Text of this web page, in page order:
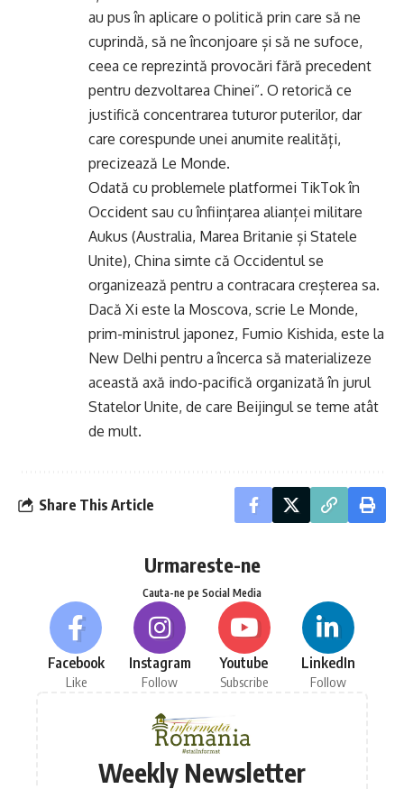
au pus în aplicare o politică prin care să ne
cuprindă, să ne înconjoare și să ne sufoce,
ceea ce reprezintă provocări fără precedent
pentru dezvoltarea Chinei”. O retorică ce
justifică concentrarea tuturor puterilor, dar
care corespunde unei anumite realități,
precizează Le Monde.
Odată cu problemele platformei TikTok în
Occident sau cu înființarea alianței militare
Aukus (Australia, Marea Britanie și Statele
Unite), China simte că Occidentul se
organizează pentru a contracara creșterea sa.
Dacă Xi este la Moscova, scrie Le Monde,
prim-ministrul japonez, Fumio Kishida, este la
New Delhi pentru a încerca să materializeze
această axă indo-pacifică organizată în jurul
Statelor Unite, de care Beijingul se teme atât
de mult.
Share This Article
Urmareste-ne
Cauta-ne pe Social Media
Facebook
Like
Instagram
Follow
Youtube
Subscribe
LinkedIn
Follow
Weekly Newsletter